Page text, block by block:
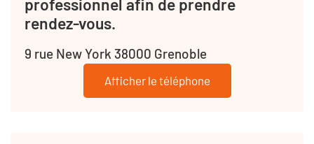
professionnel afin de prendre
rendez-vous.
9 rue New York 38000 Grenoble
Afficher le téléphone